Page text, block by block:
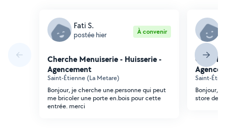
Fati S.
postée hier À convenir
Cherche Menuiserie - Huisserie -
Agencement
Saint-Étienne (La Metare)
Bonjour, je cherche une.personne qui peut
me bricoler une porte en.bois pour cette
entrée. merci
Saint-
Bonjour,
store de